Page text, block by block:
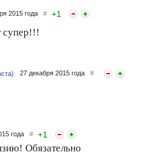
2015 года # +1
супер!!!
27 декабря 2015 года #
года # +1
Обязательно